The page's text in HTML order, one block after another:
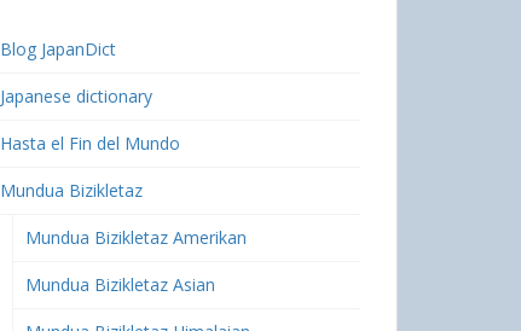
Blog JapanDict
Japanese dictionary
Hasta el Fin del Mundo
Mundua Bizikletaz
Mundua Bizikletaz Amerikan
Mundua Bizikletaz Asian